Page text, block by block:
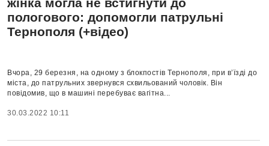
жінка могла не встигнути до
пологового: допомогли патрульні
Тернополя (+відео)
Вчора, 29 березня, на одному з блокпостів Тернополя, при в’їзді до
міста, до патрульних звернувся схвильований чоловік. Він
повідомив, що в машині перебуває вагітна...
30.03.2022 10:11